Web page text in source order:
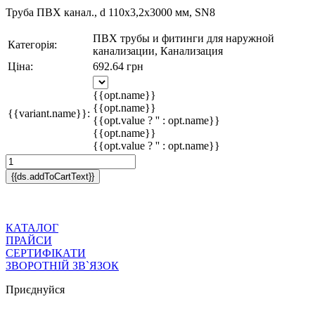
Труба ПВХ канал., d 110x3,2х3000 мм, SN8
Категорія:
ПВХ трубы и фитинги для наружной
канализации, Канализация
Ціна:
692.64 грн
{{variant.name}}:
{{opt.name}}
{{opt.name}}
{{opt.value ? '' : opt.name}}
{{opt.name}}
{{opt.value ? '' : opt.name}}
{{ds.addToCartText}}
КАТАЛОГ
ПРАЙСИ
СЕРТИФІКАТИ
ЗВОРОТНІЙ ЗВ`ЯЗОК
Приєднуйся